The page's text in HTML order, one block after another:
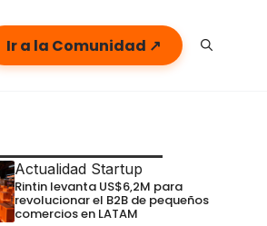
Ir a la Comunidad ↗
Actualidad Startup
Rintin levanta US$6,2M para
revolucionar el B2B de pequeños
comercios en LATAM